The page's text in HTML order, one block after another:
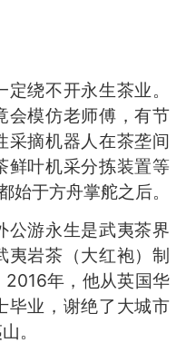
绕不开永生茶业。
会模仿老师傅，有节
采摘机器人在茶垄间
鲜叶机采分拣装置等
于方舟掌舵之后。
游永生是武夷茶界
夷岩茶（大红袍）制
年，他从英国华
毕业，谢绝了大城市
。